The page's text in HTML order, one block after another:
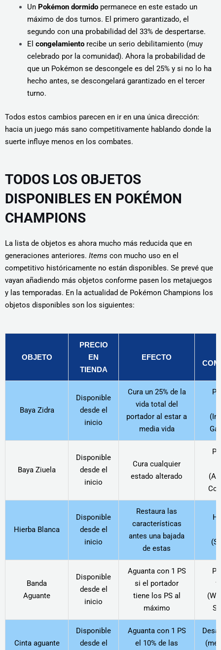
Un Pokémon dormido permanece en este estado un
máximo de dos turnos. El primero garantizado, el
segundo con una probabilidad del 33% de despertarse.
El congelamiento recibe un serio debilitamiento (muy
celebrado por la comunidad). Ahora la probabilidad de
que un Pokémon se descongele es del 25% y si no lo ha
hecho antes, se descongelará garantizado en el tercer
turno.
Todos estos cambios parecen en ir en una única dirección:
hacia un juego más sano competitivamente hablando donde la
suerte influye menos en los combates.
TODOS LOS OBJETOS
DISPONIBLES EN POKÉMON
CHAMPIONS
La lista de objetos es ahora mucho más reducida que en
generaciones anteriores. Items con mucho uso en el
competitivo históricamente no están disponibles. Se prevé que
vayan añadiendo más objetos conforme pasen los metajuegos
y las temporadas. En la actualidad de Pokémon Champions los
objetos disponibles son los siguientes:
OBJETO
PRECIO
EN
TIENDA
EFECTO
Baya Zidra
Disponible
desde el
inicio
Cura un 25% de la
vida total del
portador al estar a
media vida
Baya Ziuela
Disponible
desde el
inicio
Cura cualquier
estado alterado
Hierba Blanca
Disponible
desde el
inicio
Restaura las
características
antes una bajada
de estas
Banda
Aguante
Disponible
desde el
inicio
Aguanta con 1 PS
si el portador
tiene los PS al
máximo
Cinta aguante
Disponible
desde el
Aguanta con 1 PS
el 10% de las